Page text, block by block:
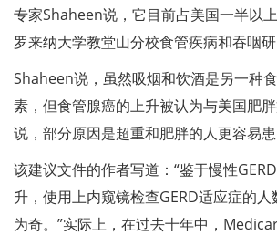
专家Shaheen说，它目前占美国一半以
罗来纳大学教堂山分校食管疾病和吞咽研
Shaheen说，虽然吸烟和饮酒是另一种
素，但食管腺癌的上升被认为与美国肥
说，部分原因是超重和肥胖的人更容易患
该建议文件的作者写道：“鉴于慢性
升，使用上内窥镜检查GERD适应症的
为奇。”实际上，在过去十年中，